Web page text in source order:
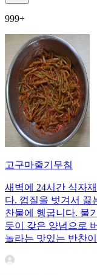
999+
고구마줄기무침
새벽에 24시간 식자
다. 껍질을 벗겨서 끓
찬물에 헹굽니다. 물
듯이 갖은 양념으로
놀라는 맛있는 반찬